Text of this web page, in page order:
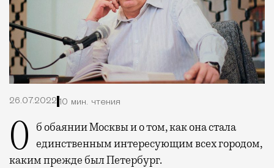
26.07.2022 10 мин. чтения
Об обаянии Москвы и о том, как она стала единственным интересующим всех городом,
каким прежде был Петербург.